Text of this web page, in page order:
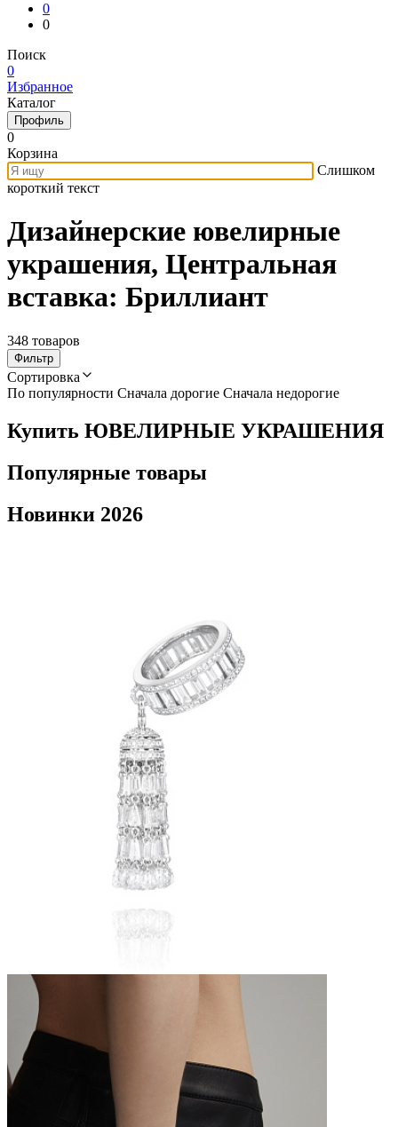
0
0
Поиск
0
Избранное
Каталог
Профиль
0
Корзина
Слишком
короткий текст
Дизайнерские ювелирные
украшения, Центральная
вставка: Бриллиант
348 товаров
Фильтр
Сортировка
По популярности Сначала дорогие Сначала недорогие
Купить ЮВЕЛИРНЫЕ УКРАШЕНИЯ
Популярные товары
Новинки 2026